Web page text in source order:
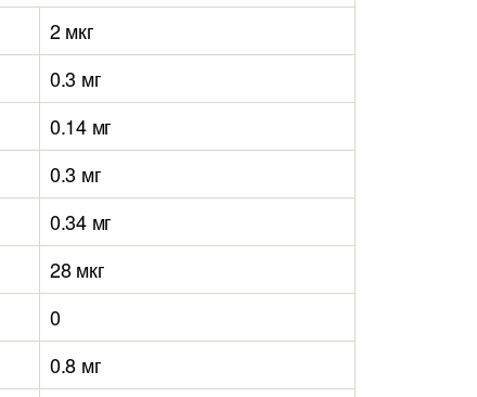
2 мкг
0.3 мг
0.14 мг
0.3 мг
0.34 мг
28 мкг
0
0.8 мг